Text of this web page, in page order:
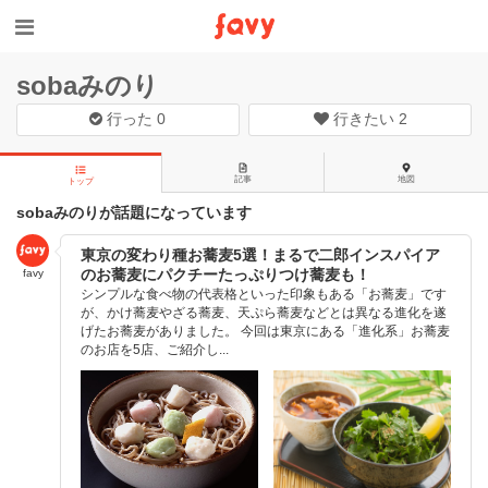
sobaみのり
行った0 行きたい 2
トップ 記事 地図
sobaみのりが話題になっています
favy
東京の変わり種お蕎麦5選！まるで二郎インスパイア
のお蕎麦にパクチーたっぷりつけ蕎麦も！
シンプルな食べ物の代表格といった印象もある「お蕎麦」です
が、かけ蕎麦やざる蕎麦、天ぷら蕎麦などとは異なる進化を遂
げたお蕎麦がありました。 今回は東京にある「進化系」お蕎麦
のお店を5店、ご紹介し...